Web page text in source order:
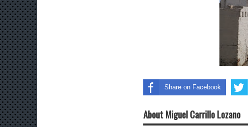
Share on Facebook
About Miguel Carrillo Lozano